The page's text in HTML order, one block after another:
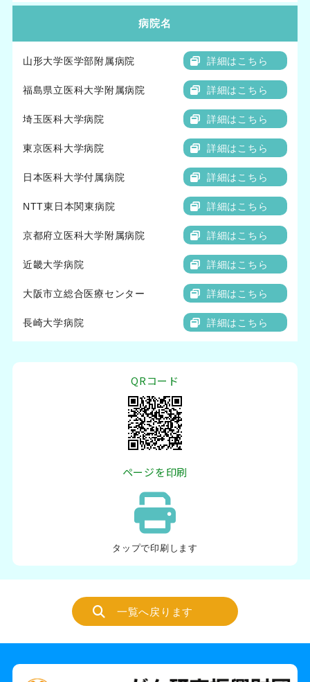
病院名
山形大学医学部附属病院 詳細はこちら
福島県立医科大学附属病院 詳細はこちら
埼玉医科大学病院 詳細はこちら
東京医科大学病院 詳細はこちら
日本医科大学付属病院 詳細はこちら
NTT東日本関東病院 詳細はこちら
京都府立医科大学附属病院 詳細はこちら
近畿大学病院 詳細はこちら
大阪市立総合医療センター 詳細はこちら
長崎大学病院 詳細はこちら
QRコード
ページを印刷
タップで印刷します
一覧へ戻ります